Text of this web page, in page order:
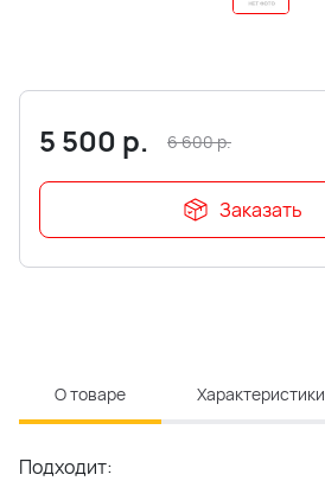
5 500 р. 6 600р.
Заказать
О товаре Характеристики
Подходит: